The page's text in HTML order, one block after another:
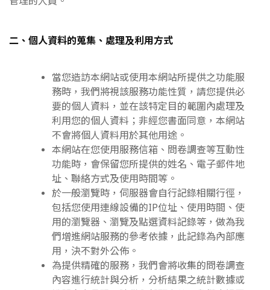
二、個人資料的蒐集、處理及利用方式
當您造訪本網站或使用本網站所提供之功能服
務時，我們將視該服務功能性質，請您提供必
要的個人資料，並在該特定目的範圍內處理及
利用您的個人資料；非經您書面同意，本網站
不會將個人資料用於其他用途。
本網站在您使用服務信箱、問卷調查等互動性
功能時，會保留您所提供的姓名、電子郵件地
址、聯絡方式及使用時間等。
於一般瀏覽時，伺服器會自行記錄相關行徑，
包括您使用連線設備的IP位址、使用時間、使
用的瀏覽器、瀏覽及點選資料記錄等，做為我
們增進網站服務的參考依據，此記錄為內部應
用，決不對外公佈。
為提供精確的服務，我們會將收集的問卷調查
內容進行統計與分析，分析結果之統計數據或